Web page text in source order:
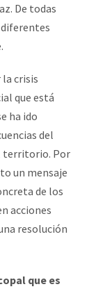
De todas
diferentes
crisis
que está
ha ido
del
territorio. Por
un mensaje
de los
acciones
resolución
que es